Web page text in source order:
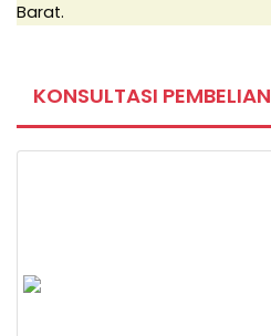
Barat.
KONSULTASI PEMBELIAN